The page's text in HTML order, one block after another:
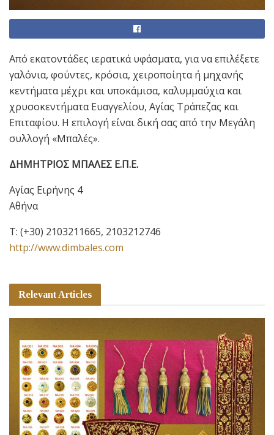
Από εκατοντάδες ιερατικά υφάσματα, για να επιλέξετε
γαλόνια, φούντες, κρόσια, χειροποίητα ή μηχανής
κεντήματα μέχρι και υποκάμισα, καλυμμαύχια και
χρυσοκεντήματα Ευαγγελίου, Αγίας Τράπεζας και
Επιταφίου. Η επιλογή είναι δική σας από την Μεγάλη
συλλογή «Μπαλές».
ΔΗΜΗΤΡΙΟΣ ΜΠΑΛΕΣ Ε.Π.Ε.
Αγίας Ειρήνης 4
Αθήνα
T: (+30) 2103211665, 2103212746
http://www.dimbales.com
Relevant Articles